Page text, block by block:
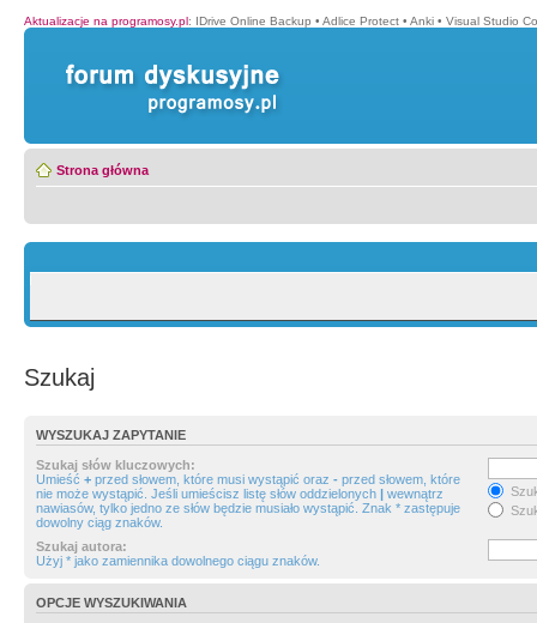
Aktualizacje na programosy.pl: IDrive Online Backup • Adlice Protect • Anki • Visual Studio
Strona główna
Szukaj
WYSZUKAJ ZAPYTANIE
Szukaj słów kluczowych:
Umieść + przed słowem, które musi wystąpić oraz - przed słowem, które
nie może wystąpić. Jeśli umieścisz listę słów oddzielonych | wewnątrz
nawiasów, tylko jedno ze słów będzie musiało wystąpić. Znak * zastępuje
dowolny ciąg znaków.
Szukaj autora:
Użyj * jako zamiennika dowolnego ciągu znaków.
OPCJE WYSZUKIWANIA